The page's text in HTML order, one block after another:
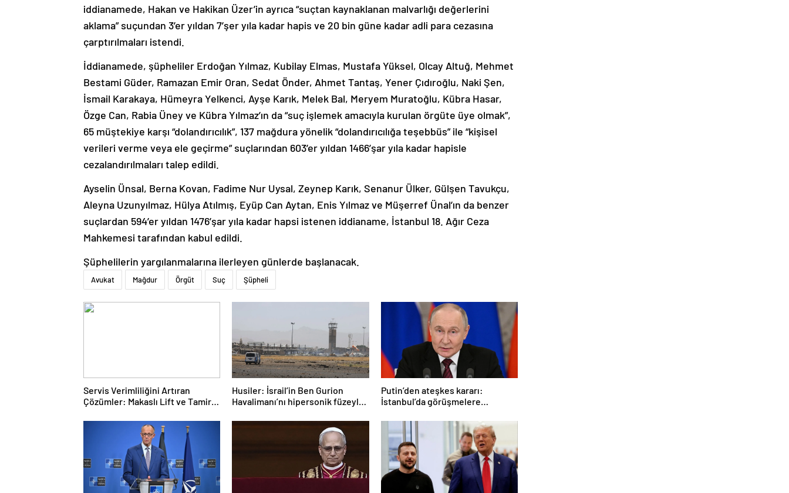
iddianamede, Hakan ve Hakikan Üzer’in ayrıca “suçtan kaynaklanan malvarlığı değerlerini
aklama” suçundan 3’er yıldan 7’şer yıla kadar hapis ve 20 bin güne kadar adli para cezasına
çarptırılmaları istendi.
İddianamede, şüpheliler Erdoğan Yılmaz, Kubilay Elmas, Mustafa Yüksel, Olcay Altuğ, Mehmet
Bestami Güder, Ramazan Emir Oran, Sedat Önder, Ahmet Tantaş, Yener Çıdıroğlu, Naki Şen,
İsmail Karakaya, Hümeyra Yelkenci, Ayşe Karık, Melek Bal, Meryem Muratoğlu, Kübra Hasar,
Özge Can, Rabia Üney ve Kübra Yılmaz’ın da “suç işlemek amacıyla kurulan örgüte üye olmak”,
65 müştekiye karşı “dolandırıcılık”, 137 mağdura yönelik “dolandırıcılığa teşebbüs” ile “kişisel
verileri verme veya ele geçirme” suçlarından 603’er yıldan 1466’şar yıla kadar hapisle
cezalandırılmaları talep edildi.
Ayselin Ünsal, Berna Kovan, Fadime Nur Uysal, Zeynep Karık, Senanur Ülker, Gülşen Tavukçu,
Aleyna Uzunyılmaz, Hülya Atılmış, Eyüp Can Aytan, Enis Yılmaz ve Müşerref Ünal’ın da benzer
suçlardan 594’er yıldan 1476’şar yıla kadar hapsi istenen iddianame, İstanbul 18. Ağır Ceza
Mahkemesi tarafından kabul edildi.
Şüphelilerin yargılanmalarına ilerleyen günlerde başlanacak.
Avukat Mağdur Örgüt Suç Şüpheli
Servis Verimliliğini Artıran
Çözümler: Makaslı Lift ve Tamirci
Husiler: İsrail’in Ben Gurion
Havalimanı’nı hipersonik füzeyle
Putin’den ateşkes kararı:
İstanbul’da görüşmelere